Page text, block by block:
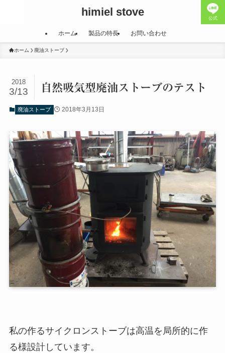
himiel stove 公式
ホーム 製品の特長 お問い合わせ
ホーム 廃油ストーブ
自然吸気型廃油ストーブのテスト
2018
3/13
廃油ストーブ 2018年3月13日
私の作るサイクロンストーブは高温を局所的に作
る様設計しています。